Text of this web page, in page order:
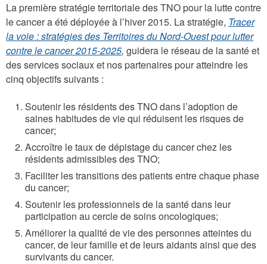
La première stratégie territoriale des TNO pour la lutte contre
le cancer a été déployée à l’hiver 2015. La stratégie, Tracer
la voie : stratégies des Territoires du Nord-Ouest pour lutter
contre le cancer 2015-2025, guidera le réseau de la santé et
des services sociaux et nos partenaires pour atteindre les
cinq objectifs suivants :
Soutenir les résidents des TNO dans l’adoption de
saines habitudes de vie qui réduisent les risques de
cancer;
Accroître le taux de dépistage du cancer chez les
résidents admissibles des TNO;
Faciliter les transitions des patients entre chaque phase
du cancer;
Soutenir les professionnels de la santé dans leur
participation au cercle de soins oncologiques;
Améliorer la qualité de vie des personnes atteintes du
cancer, de leur famille et de leurs aidants ainsi que des
survivants du cancer.